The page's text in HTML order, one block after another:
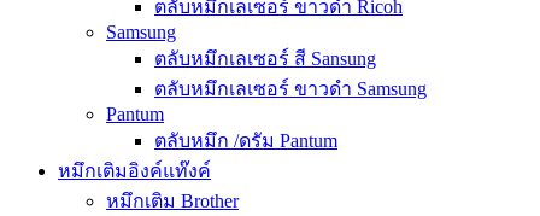
ตลับหมึกเลเซอร์ ขาวดำ Ricoh
Samsung
ตลับหมึกเลเซอร์ สี Sansung
ตลับหมึกเลเซอร์ ขาวดำ Samsung
Pantum
ตลับหมึก /ดรัม Pantum
หมึกเติมอิงค์แท๊งค์
หมึกเติม Brother